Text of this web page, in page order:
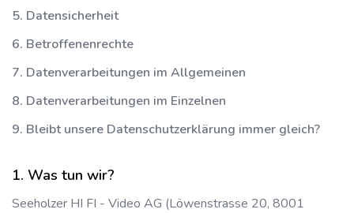
5. Datensicherheit
6. Betroffenenrechte
7. Datenverarbeitungen im Allgemeinen
8. Datenverarbeitungen im Einzelnen
9. Bleibt unsere Datenschutzerklärung immer gleich?
Was tun wir?
Seeholzer HI FI - Video AG (Löwenstrasse 20, 8001